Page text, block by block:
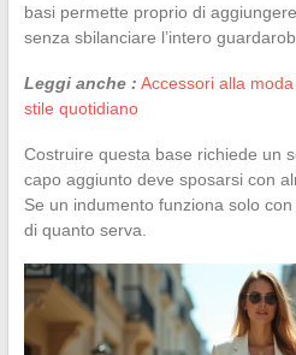
basi permette proprio di
senza sbilanciare l’intero
Leggi anche : Accessori alla
stile quotidiano
Costruire questa base richiede un
capo aggiunto deve sposarsi con
Se un indumento funziona solo
di quanto serva.